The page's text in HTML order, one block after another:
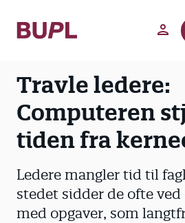
Travle ledere:
Computeren
tiden fra
Ledere mangler tid til
stedet sidder de ofte
med opgaver, som